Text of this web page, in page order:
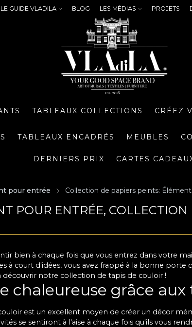
LE GUIDE VLADILA BLOG LES MÉDIAS PROJETS
TABLEAUX COLLECTIONS CRÉEZ
TABLEAUX ENCADRÉS MEUBLES
DERNIERS PRIX CARTES
pour entrée Collection de papiers peints:
POUR ENTRÉE,
bien à chaque fois que vous entrez dans votre
à court d'idées, vous avez frappé à la bonne porte
découvrir notre collection de tapis de couloir !
chaleureuse grâce aux
est un excellent moyen de créer un décor
se sentiront à l'aise à chaque fois qu'ils vous